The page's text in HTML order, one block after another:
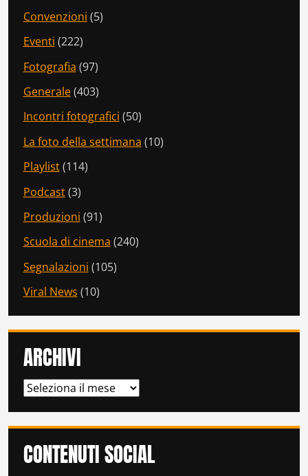
Convenzioni (5)
Eventi (222)
Fotografia (97)
Generale(403)
Incontri fotografici (50)
La foto della settimana (10)
Playlist(114)
Podcast(3)
Produzioni (91)
Scuola di cinema (240)
Segnalazioni (105)
Viral News (10)
ARCHIVI
ARCHIVI
CONTENUTI SOCIAL